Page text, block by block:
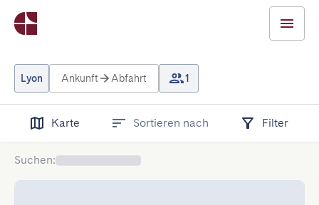
Lyon Ankunft Abfahrt 1
Karte Sortieren nach Filter
Suchen: